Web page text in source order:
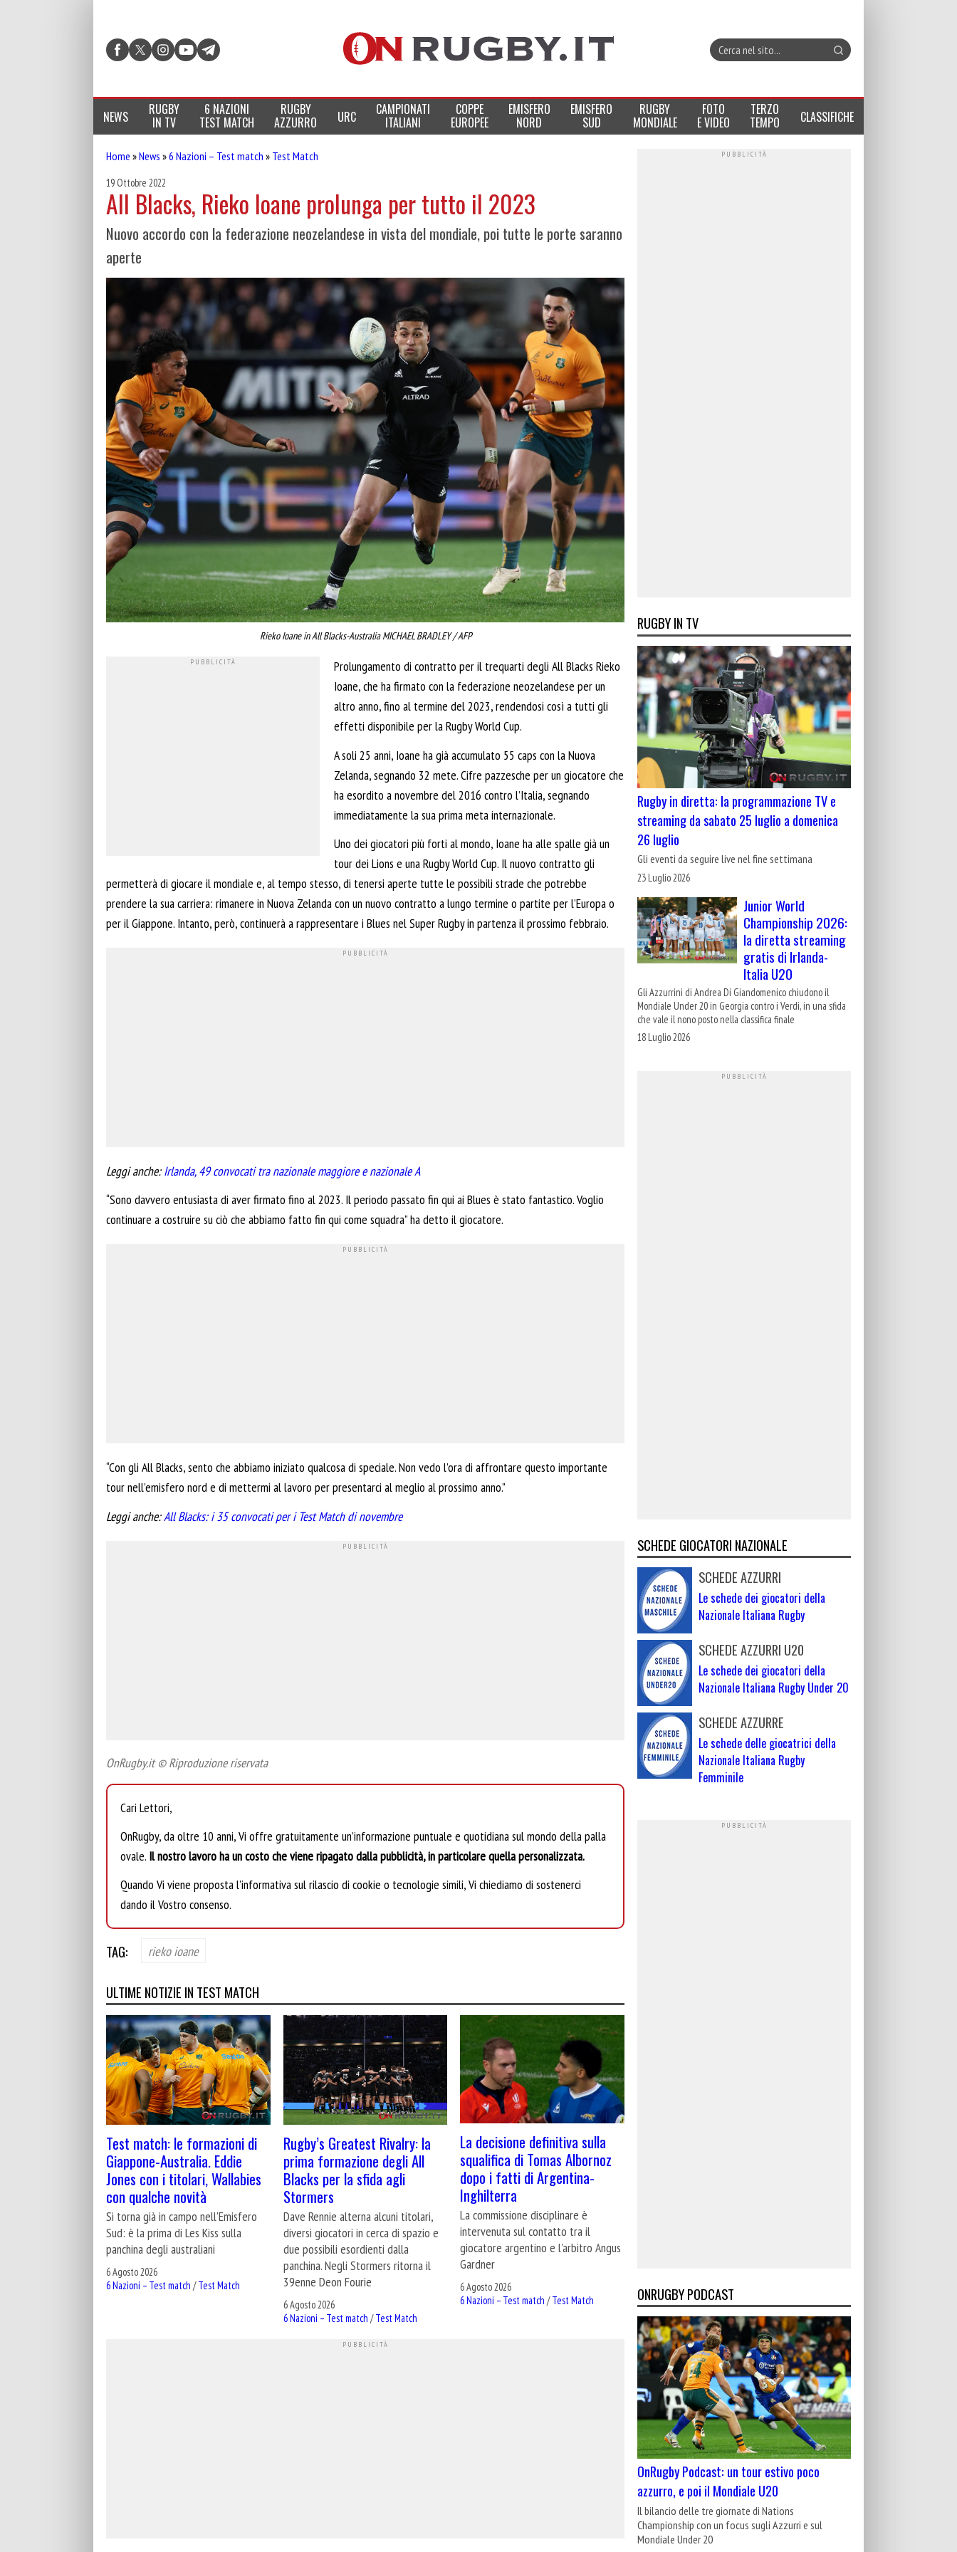
NEWS RUGBY
IN TV
6 NAZIONI
TEST MATCH
RUGBY
AZZURRO URC CAMPIONATI
ITALIANI
COPPE
EUROPEE
EMISFERO
NORD
EMISFERO
SUD
RUGBY
MONDIALE
FOTO
E VIDEO
TERZO
TEMPO CLASSIFICHE
Home »News »6 Nazioni – Test match » Test Match
19 Ottobre 2022
All Blacks, Rieko Ioane prolunga per tutto il 2023
Nuovo accordo con la federazione neozelandese in vista del mondiale, poi tutte le porte saranno
aperte
Rieko Ioane in All Blacks-Australia MICHAEL BRADLEY / AFP
Prolungamento di contratto per il trequarti degli All Blacks Rieko
Ioane, che ha firmato con la federazione neozelandese per un
altro anno, fino al termine del 2023, rendendosi così a tutti gli
effetti disponibile per la Rugby World Cup.
A soli 25 anni, Ioane ha già accumulato 55 caps con la Nuova
Zelanda, segnando 32 mete. Cifre pazzesche per un giocatore che
ha esordito a novembre del 2016 contro l’Italia, segnando
immediatamente la sua prima meta internazionale.
Uno dei giocatori più forti al mondo, Ioane ha alle spalle già un
tour dei Lions e una Rugby World Cup. Il nuovo contratto gli
permetterà di giocare il mondiale e, al tempo stesso, di tenersi aperte tutte le possibili strade che potrebbe
prendere la sua carriera: rimanere in Nuova Zelanda con un nuovo contratto a lungo termine o partite per l’Europa o
per il Giappone. Intanto, però, continuerà a rappresentare i Blues nel Super Rugby in partenza il prossimo febbraio.
Leggi anche:Irlanda, 49 convocati tra nazionale maggiore e nazionale A
“Sono davvero entusiasta di aver firmato fino al 2023. Il periodo passato fin qui ai Blues è stato fantastico. Voglio
continuare a costruire su ciò che abbiamo fatto fin qui come squadra” ha detto il giocatore.
“Con gli All Blacks, sento che abbiamo iniziato qualcosa di speciale. Non vedo l’ora di affrontare questo importante
tour nell’emisfero nord e di mettermi al lavoro per presentarci al meglio al prossimo anno.”
Leggi anche:All Blacks: i 35 convocati per i Test Match di novembre
OnRugby.it © Riproduzione riservata
Cari Lettori,
OnRugby, da oltre 10 anni, Vi offre gratuitamente un’informazione puntuale e quotidiana sul mondo della palla
ovale. Il nostro lavoro ha un costo che viene ripagato dalla pubblicità, in particolare quella personalizzata.
Quando Vi viene proposta l’informativa sul rilascio di cookie o tecnologie simili, Vi chiediamo di sostenerci
dando il Vostro consenso.
TAG: rieko ioane
ULTIME NOTIZIE IN TEST MATCH
Test match: le formazioni di
Giappone-Australia. Eddie
Jones con i titolari, Wallabies
con qualche novità
Si torna già in campo nell'Emisfero
Sud: è la prima di Les Kiss sulla
panchina degli australiani
6 Agosto 2026
6 Nazioni – Test match /Test Match
Rugby’s Greatest Rivalry: la
prima formazione degli All
Blacks per la sfida agli
Stormers
Dave Rennie alterna alcuni titolari,
diversi giocatori in cerca di spazio e
due possibili esordienti dalla
panchina. Negli Stormers ritorna il
39enne Deon Fourie
6 Agosto 2026
6 Nazioni – Test match /Test Match
La decisione definitiva sulla
squalifica di Tomas Albornoz
dopo i fatti di Argentina-
Inghilterra
La commissione disciplinare è
intervenuta sul contatto tra il
giocatore argentino e l'arbitro Angus
Gardner
6 Agosto 2026
6 Nazioni – Test match /Test Match
RUGBY IN TV
Rugby in diretta: la programmazione TV e
streaming da sabato 25 luglio a domenica
26 luglio
Gli eventi da seguire live nel fine settimana
23 Luglio 2026
Junior World
Championship 2026:
la diretta streaming
gratis di Irlanda-
Italia U20
Gli Azzurrini di Andrea Di Giandomenico chiudono il
Mondiale Under 20 in Georgia contro i Verdi, in una sfida
che vale il nono posto nella classifica finale
18 Luglio 2026
SCHEDE GIOCATORI NAZIONALE
SCHEDE AZZURRI
Le schede dei giocatori della
Nazionale Italiana Rugby
SCHEDE AZZURRI U20
Le schede dei giocatori della
Nazionale Italiana Rugby Under 20
SCHEDE AZZURRE
Le schede delle giocatrici della
Nazionale Italiana Rugby
Femminile
ONRUGBY PODCAST
OnRugby Podcast: un tour estivo poco
azzurro, e poi il Mondiale U20
Il bilancio delle tre giornate di Nations
Championship con un focus sugli Azzurri e sul
Mondiale Under 20